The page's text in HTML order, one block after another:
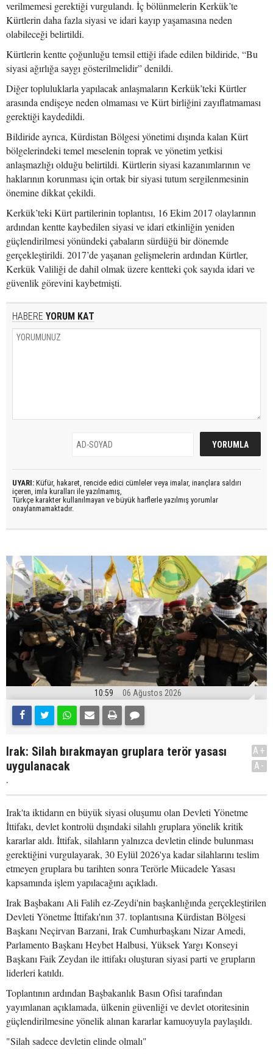
verilmemesi gerektiği vurgulandı. İç bölünmelerin Kerkük’te
Kürtlerin daha fazla siyasi ve idari kayıp yaşamasına neden
olabileceği belirtildi.
Kürtlerin kentte çoğunluğu temsil ettiği ifade edilen bildiride, “Bu
siyasi ağırlığa saygı gösterilmelidir” denildi.
Diğer topluluklarla yapılacak anlaşmaların Kerkük’teki Kürtler
arasında endişeye neden olmaması ve Kürt birliğini zayıflatmaması
gerektiği kaydedildi.
Bildiride ayrıca, Kürdistan Bölgesi yönetimi dışında kalan Kürt
bölgelerindeki temel meselenin toprak ve yönetim yetkisi
anlaşmazlığı olduğu belirtildi. Kürtlerin siyasi kazanımlarının ve
haklarının korunması için ortak bir siyasi tutum sergilenmesinin
önemine dikkat çekildi.
Kerkük’teki Kürt partilerinin toplantısı, 16 Ekim 2017 olaylarının
ardından kentte kaybedilen siyasi ve idari etkinliğin yeniden
güçlendirilmesi yönündeki çabaların sürdüğü bir dönemde
gerçekleştirildi. 2017’de yaşanan gelişmelerin ardından Kürtler,
Kerkük Valiliği de dahil olmak üzere kentteki çok sayıda idari ve
güvenlik görevini kaybetmişti.
HABERE YORUM KAT
UYARI: Küfür, hakaret, rencide edici cümleler veya imalar, inançlara saldırı
içeren, imla kuralları ile yazılmamış,
Türkçe karakter kullanılmayan ve büyük harflerle yazılmış yorumlar
onaylanmamaktadır.
10:59 06 Ağustos 2026
Irak: Silah bırakmayan gruplara terör yasası
uygulanacak
.
A+
A-
Irak'ta iktidarın en büyük siyasi oluşumu olan Devleti Yönetme
İttifakı, devlet kontrolü dışındaki silahlı gruplara yönelik kritik
kararlar aldı. İttifak, silahların yalnızca devletin elinde bulunması
gerektiğini vurgulayarak, 30 Eylül 2026'ya kadar silahlarını teslim
etmeyen gruplara bu tarihten sonra Terörle Mücadele Yasası
kapsamında işlem yapılacağını açıkladı.
Irak Başbakanı Ali Falih ez-Zeydi'nin başkanlığında gerçekleştirilen
Devleti Yönetme İttifakı'nın 37. toplantısına Kürdistan Bölgesi
Başkanı Neçirvan Barzani, Irak Cumhurbaşkanı Nizar Amedi,
Parlamento Başkanı Heybet Halbusi, Yüksek Yargı Konseyi
Başkanı Faik Zeydan ile ittifakı oluşturan siyasi parti ve grupların
liderleri katıldı.
Toplantının ardından Başbakanlık Basın Ofisi tarafından
yayımlanan açıklamada, ülkenin güvenliği ve devlet otoritesinin
güçlendirilmesine yönelik alınan kararlar kamuoyuyla paylaşıldı.
"Silah sadece devletin elinde olmalı"